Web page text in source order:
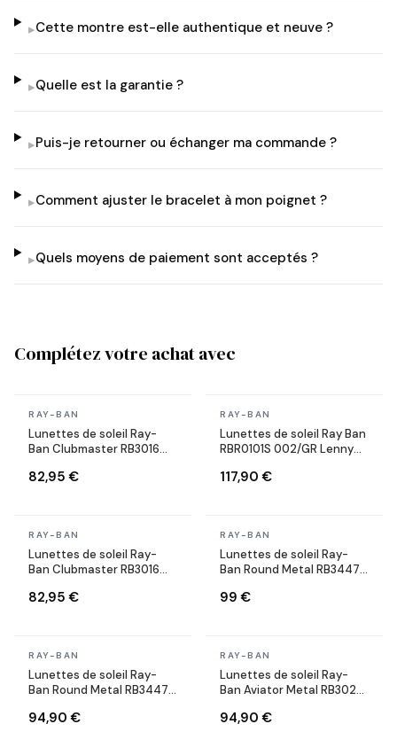
▸Cette montre est-elle authentique et neuve ?
▸Quelle est la garantie ?
▸Puis-je retourner ou échanger ma commande ?
▸Comment ajuster le bracelet à mon poignet ?
▸Quels moyens de paiement sont acceptés ?
Complétez votre achat avec
En stock
RAY-BAN
Lunettes de soleil Ray-
Ban Clubmaster RB3016
82,95 €
En stock
RAY-BAN
Lunettes de soleil Ray Ban
RBR0101S 002/GR Lenny
noires
117,90 €
En stock
RAY-BAN
Lunettes de soleil Ray-
Ban Clubmaster RB3016
82,95 €
En stock
RAY-BAN
Lunettes de soleil Ray-
Ban Round Metal RB3447
99 €
En stock
RAY-BAN
Lunettes de soleil Ray-
Ban Round Metal RB3447
cuivre
94,90 €
En stock
RAY-BAN
Lunettes de soleil Ray-
Ban Aviator Metal RB3025
marron
94,90 €